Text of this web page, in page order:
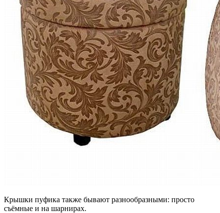
Крышки пуфика также бывают разнообразными: просто
съёмные и на шарнирах.